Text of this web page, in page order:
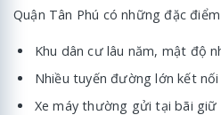
Quận Tân Phú có những đặc
Khu dân cư lâu năm, mật độ
Nhiều tuyến đường lớn kết
Xe máy thường gửi tại bãi giữ